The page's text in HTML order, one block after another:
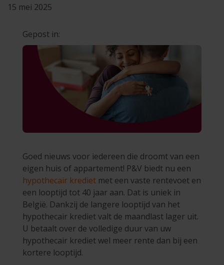
15 mei 2025
Gepost in:
Goed nieuws voor iedereen die droomt van een
eigen huis of appartement! P&V biedt nu een
hypothecair krediet met een vaste rentevoet en
een looptijd tot 40 jaar aan. Dat is uniek in
België. Dankzij de langere looptijd van het
hypothecair krediet valt de maandlast lager uit.
U betaalt over de volledige duur van uw
hypothecair krediet wel meer rente dan bij een
kortere looptijd.